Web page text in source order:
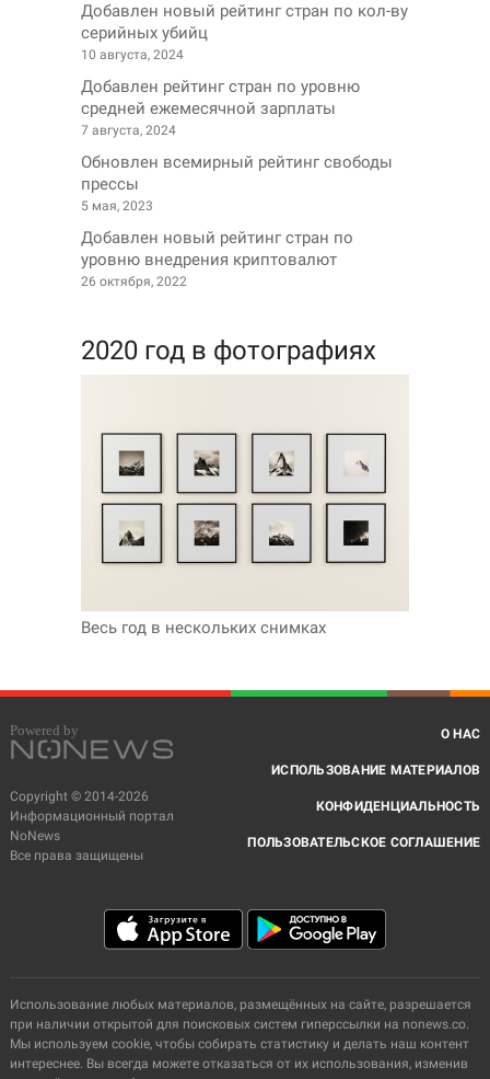
Добавлен новый рейтинг стран по кол-ву
серийных убийц
10 августа, 2024
Добавлен рейтинг стран по уровню
средней ежемесячной зарплаты
7 августа, 2024
Обновлен всемирный рейтинг свободы
прессы
5 мая, 2023
Добавлен новый рейтинг стран по
уровню внедрения криптовалют
26 октября, 2022
2020 год в фотографиях
Весь год в нескольких снимках
Copyright © 2014-2026
Информационный портал
NoNews
Все права защищены
О НАС
ИСПОЛЬЗОВАНИЕ МАТЕРИАЛОВ
КОНФИДЕНЦИАЛЬНОСТЬ
ПОЛЬЗОВАТЕЛЬСКОЕ СОГЛАШЕНИЕ
Использование любых материалов, размещённых на сайте, разрешается
при наличии открытой для поисковых систем гиперссылки на nonews.co.
Мы используем cookie, чтобы собирать статистику и делать наш контент
интереснее. Вы всегда можете отказаться от их использования, изменив